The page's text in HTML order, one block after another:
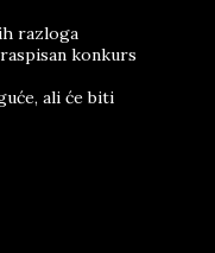
razloga
konkurs
ali će biti